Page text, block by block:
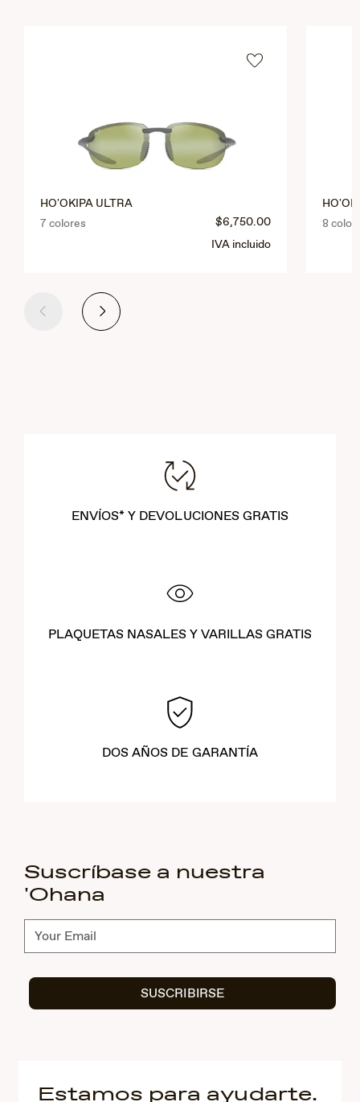
HO'OKIPA ULTRA
7 colores
$6,750.00
IVA incluido
8
Anterior Siguiente
ENVÍOS* Y DEVOLUCIONES GRATIS
PLAQUETAS NASALES Y VARILLAS GRATIS
DOS AÑOS DE GARANTÍA
Suscríbase a nuestra
'Ohana
Suscríbete
SUSCRIBIRSE
Estamos para ayudarte.